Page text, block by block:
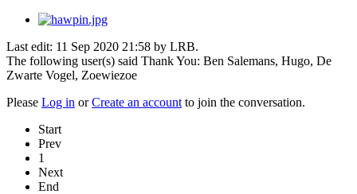
Last edit: 11 Sep 2020 21:58 by LRB.
The following user(s) said Thank You: Ben Salemans, Hugo, De
Zwarte Vogel, Zoewiezoe
Please Log in orCreate an account to join the conversation.
Start
Prev
1
Next
End